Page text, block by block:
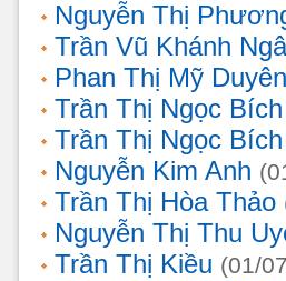
Nguyễn Thị
Trần Vũ Khánh
Phan Thị Mỹ Duyên
Trần Thị Ngọc Bích
Trần Thị Ngọc Bích
Nguyễn Kim Anh
Trần Thị Hòa Thảo
Nguyễn Thị Thu
Trần Thị Kiều (01/